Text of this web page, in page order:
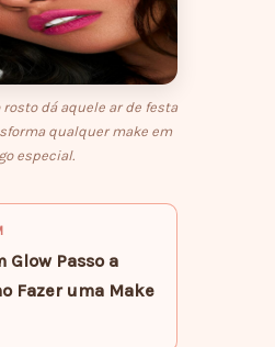
dá aquele ar de festa
qualquer make em
especial.
Glow Passo a
Fazer uma Make